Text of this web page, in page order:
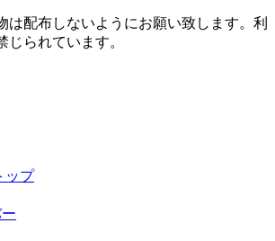
は配布しないようにお願い致します。利
じられています。
ップ